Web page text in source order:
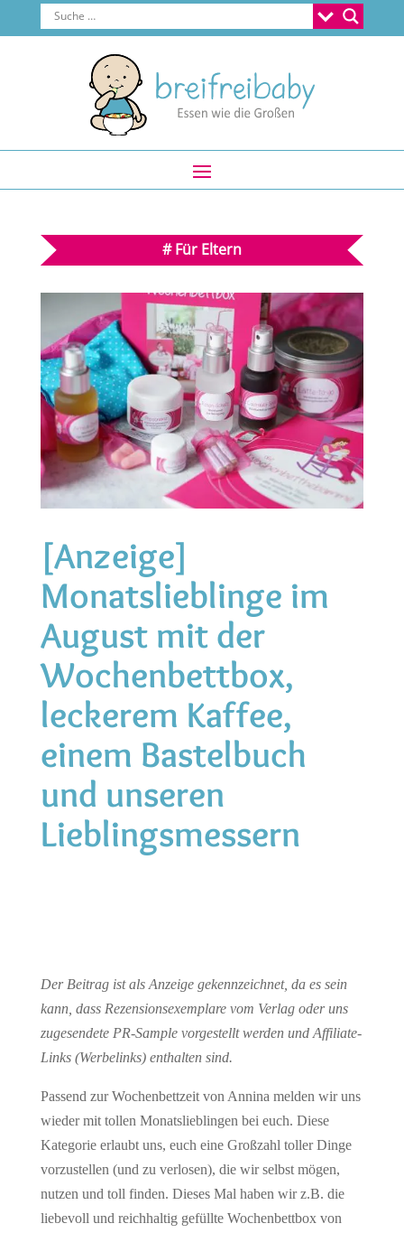
#Für Eltern
[Anzeige]
Monatslieblinge im
August mit der
Wochenbettbox,
leckerem Kaffee,
einem Bastelbuch
und unseren
Lieblingsmessern
Der Beitrag ist als Anzeige gekennzeichnet, da es sein
kann, dass Rezensionsexemplare vom Verlag oder uns
zugesendete PR-Sample vorgestellt werden und Affiliate-
Links (Werbelinks) enthalten sind.
Passend zur Wochenbettzeit von Annina melden wir uns
wieder mit tollen Monatslieblingen bei euch. Diese
Kategorie erlaubt uns, euch eine Großzahl toller Dinge
vorzustellen (und zu verlosen), die wir selbst mögen,
nutzen und toll finden. Dieses Mal haben wir z.B. die
liebevoll und reichhaltig gefüllte Wochenbettbox von